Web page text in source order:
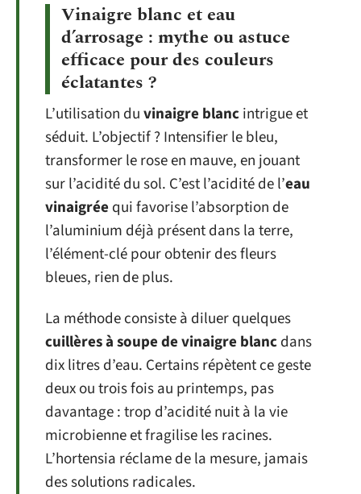
Vinaigre blanc et eau
d’arrosage : mythe ou astuce
efficace pour des couleurs
éclatantes ?
L’utilisation duvinaigre blancintrigue et
séduit. L’objectif ? Intensifier le bleu,
transformer le rose en mauve, en jouant
sur l’acidité du sol. C’est l’acidité de l’eau
vinaigrée qui favorise l’absorption de
l’aluminium déjà présent dans la terre,
l’élément-clé pour obtenir des fleurs
bleues, rien de plus.
La méthode consiste à diluer quelques
cuillères à soupe de vinaigre blancdans
dix litres d’eau. Certains répètent ce geste
deux ou trois fois au printemps, pas
davantage : trop d’acidité nuit à la vie
microbienne et fragilise les racines.
L’hortensia réclame de la mesure, jamais
des solutions radicales.